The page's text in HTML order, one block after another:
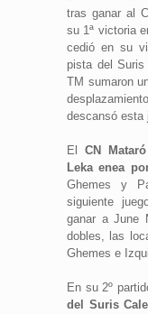
tras ganar al
su 1ª victoria
cedió en su
pista del
TM sumaron
descansó esta
El CN
Leka enea
Ghemes y
siguiente
ganar a June
dobles, las
Ghemes e
En su 2º
del Suris